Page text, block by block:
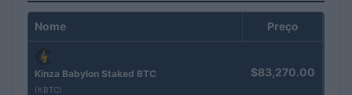
Nome Preço
Kinza Babylon Staked BTC
(KBTC)
$83,270.00